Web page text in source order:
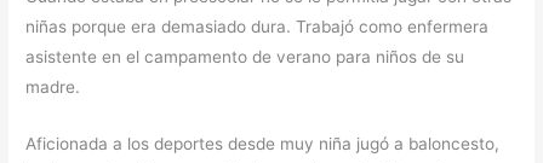
niñas porque era demasiado dura. Trabajó como enfermera
asistente en el campamento de verano para niños de su
madre.
Aficionada a los deportes desde muy niña jugó a baloncesto,